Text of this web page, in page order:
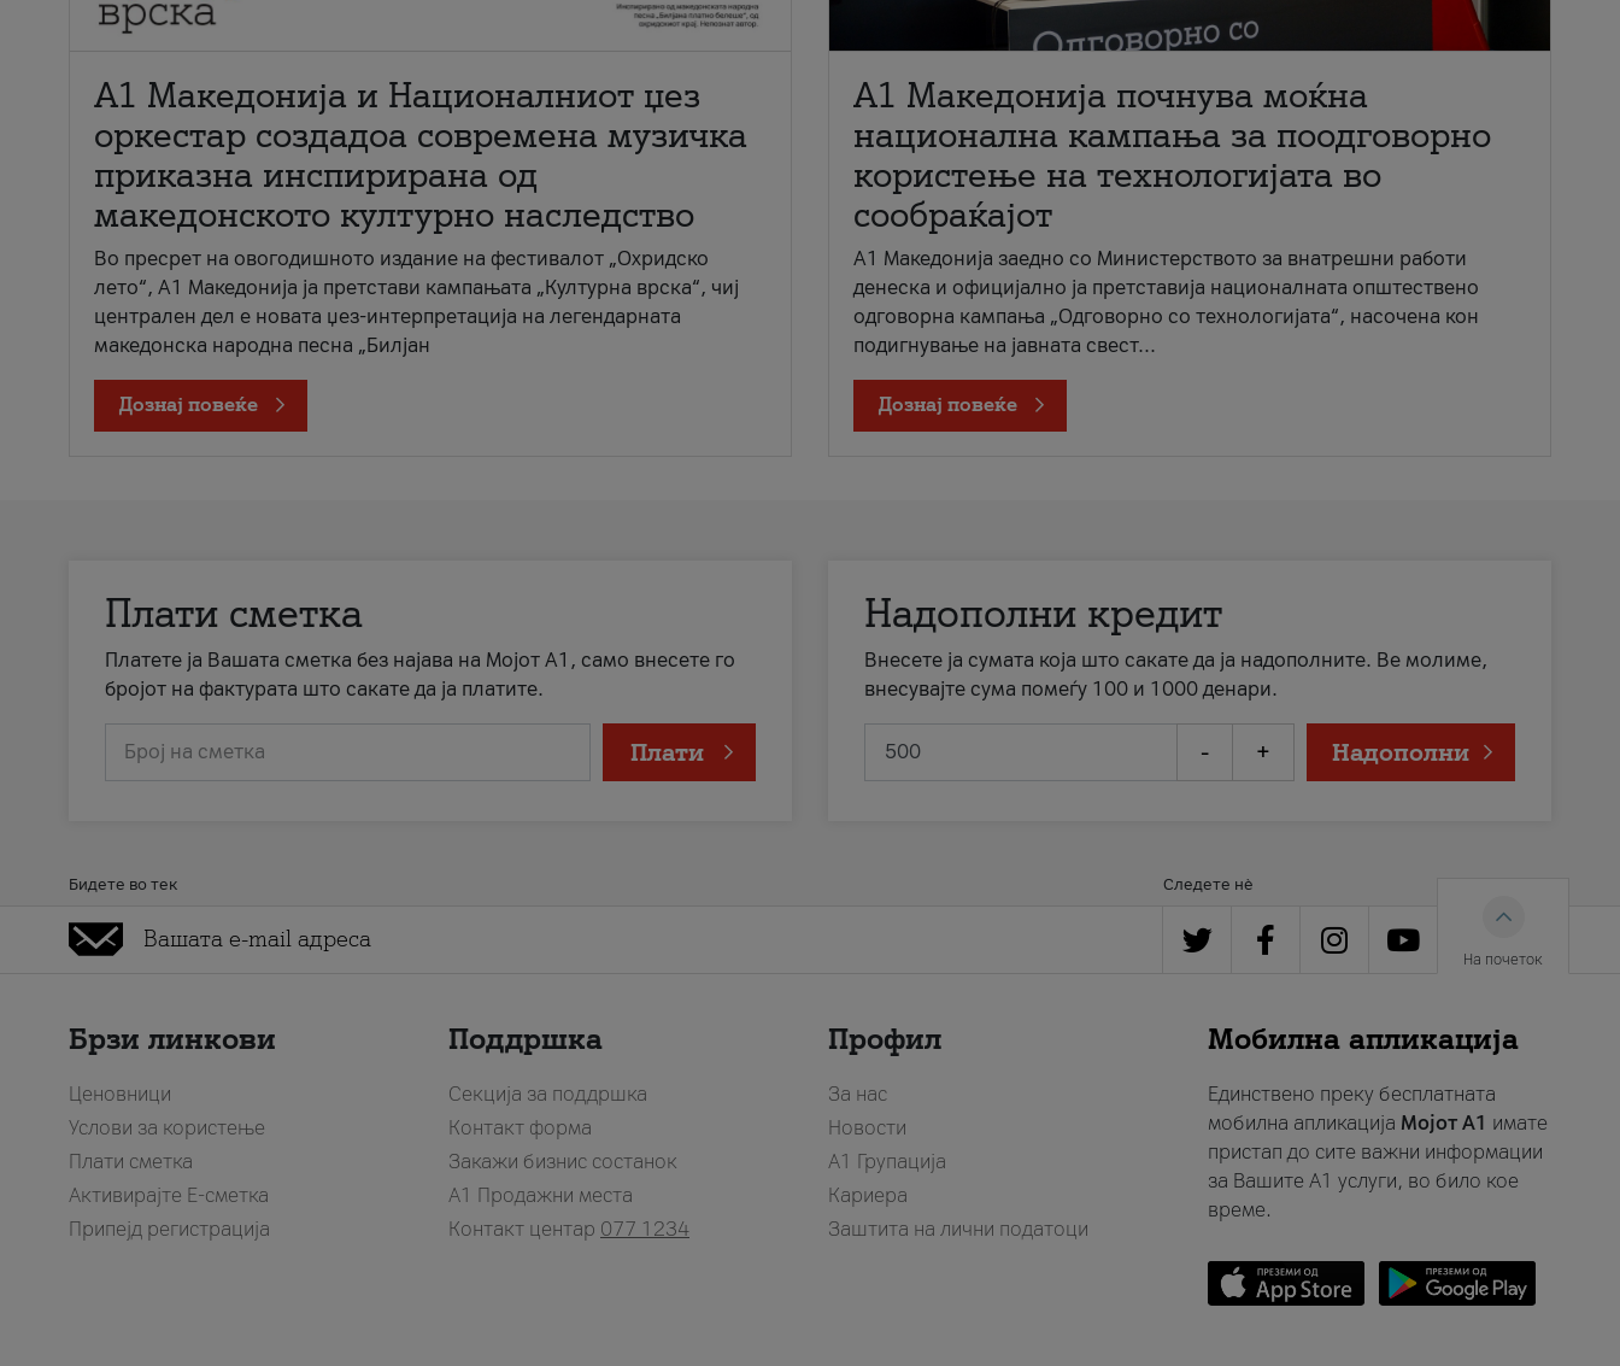
А1 Македонија и Националниот џез
оркестар создадоа современа музичка
приказна инспирирана од
македонското културно наследство
Во пресрет на овогодишното издание на фестивалот „Охридско
лето“, А1 Македонија ја претстави кампањата „Културна врска“, чиј
централен дел е новата џез-интерпретација на легендарната
македонска народна песна „Билјан
Дознај повеќе
A1 Македонија почнува моќна
национална кампања за поодговорно
користење на технологијата во
сообраќајот
A1 Македонија заедно со Министерството за внатрешни работи
денеска и официјално ја претставија националната општествено
одговорна кампања „Одговорно со технологијата“, насочена кон
подигнување на јавната свест...
Дознај повеќе
Плати сметка
Платете ја Вашата сметка без најава на Мојот А1, само внесете го
бројот на фактурата што сакате да ја платите.
Број на сметка Плати
Надополни кредит
Внесете ја сумата која што сакате да ја надополните. Ве молиме,
внесувајте сума помеѓу 100 и 1000 денари.
- + Надополни
Бидете во тек Следете нè
На почеток
Брзи линкови
Ценовници
Услови за користење
Плати сметка
Активирајте Е-сметка
Припејд регистрација
Поддршка
Секција за поддршка
Контакт форма
Закажи бизнис состанок
A1 Продажни места
Контакт центар 077 1234
Профил
За нас
Новости
А1 Групација
Кариера
Заштита на лични податоци
Мобилна апликација
Единствено преку бесплатната
мобилна апликација Мојот A1 имате
пристап до сите важни информации
за Вашите A1 услуги, во било кое
време.